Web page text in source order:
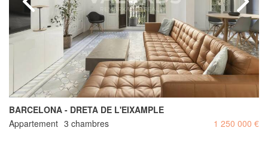
BARCELONA - DRETA DE L'EIXAMPLE
Appartement 3 chambres 1 250 000 €